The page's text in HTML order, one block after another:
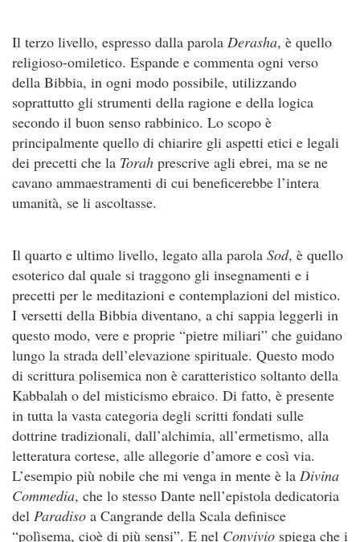
Il terzo livello, espresso dalla parola Derasha, è quello
religioso-omiletico. Espande e commenta ogni verso
della Bibbia, in ogni modo possibile, utilizzando
soprattutto gli strumenti della ragione e della logica
secondo il buon senso rabbinico. Lo scopo è
principalmente quello di chiarire gli aspetti etici e legali
dei precetti che la Torah prescrive agli ebrei, ma se ne
cavano ammaestramenti di cui beneficerebbe l’intera
umanità, se li ascoltasse.
Il quarto e ultimo livello, legato alla parola Sod, è quello
esoterico dal quale si traggono gli insegnamenti e i
precetti per le meditazioni e contemplazioni del mistico.
I versetti della Bibbia diventano, a chi sappia leggerli in
questo modo, vere e proprie “pietre miliari” che guidano
lungo la strada dell’elevazione spirituale. Questo modo
di scrittura polisemica non è caratteristico soltanto della
Kabbalah o del misticismo ebraico. Di fatto, è presente
in tutta la vasta categoria degli scritti fondati sulle
dottrine tradizionali, dall’alchimia, all’ermetismo, alla
letteratura cortese, alle allegorie d’amore e così via.
L’esempio più nobile che mi venga in mente è la Divina
Commedia, che lo stesso Dante nell’epistola dedicatoria
del Paradiso a Cangrande della Scala definisce
“polìsema, cioè di più sensi”. E nel Convivio spiega che i